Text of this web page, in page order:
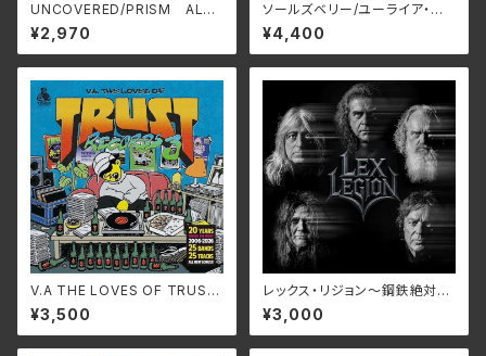
UNCOVERED/PRISM ALT-
515C(仕様:CD)
¥2,970
ソールズベリー/ユーライア・ヒ
ープ BELLE-264327_8（仕
様:2SHM-CD）
¥4,400
V.A THE LOVES OF TRUST
RECORDS 3/Various Artists
RCTR-1127(仕様:CD)
¥3,500
レックス・リジョン～鋼鉄絶対軍
団～/レックス・リジョン RBNC
D-1469(仕様:CD)
¥3,000